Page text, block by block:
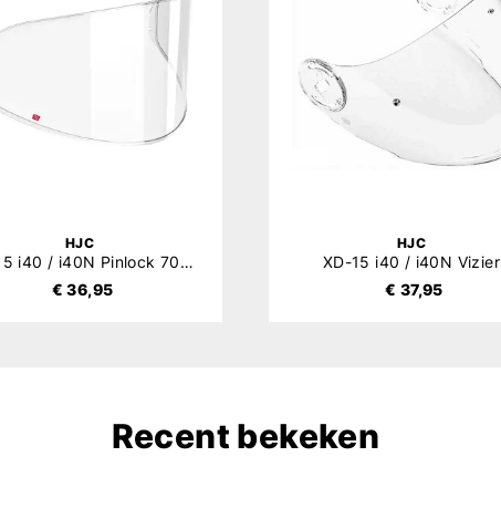
HJC
XD-15 i40 / i40N Pinlock 70 (DKS281)
€ 36,95
HJC
XD-15 i40 / i40N Vizier
€ 37,95
Recent bekeken